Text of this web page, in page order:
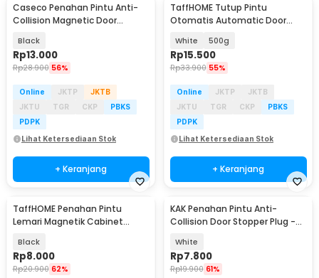
Caseco Penahan Pintu Anti-
Collision Magnetic Door
Black
Rp13.000
Rp28.900 56%
Online JKTP
JKTB
JKTU
TGR CKP
PBKS
PDPK
Lihat Ketersediaan Stok
+ Keranjang
TaffHOME Tutup Pintu
Otomatis Automatic Door
White 500g
Rp15.500
Rp33.900 55%
Online JKTP
JKTB
JKTU
TGR CKP
PBKS
PDPK
Lihat Ketersediaan Stok
+ Keranjang
TaffHOME Penahan Pintu
Lemari Magnetik Cabinet
Black
Rp8.000
Rp20.900 62%
KAK Penahan Pintu Anti-
Collision Door Stopper Plug -
White
Rp7.800
Rp19.900 61%